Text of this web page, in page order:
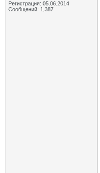
Регистрация: 05.06.2014
Сообщений: 1,387